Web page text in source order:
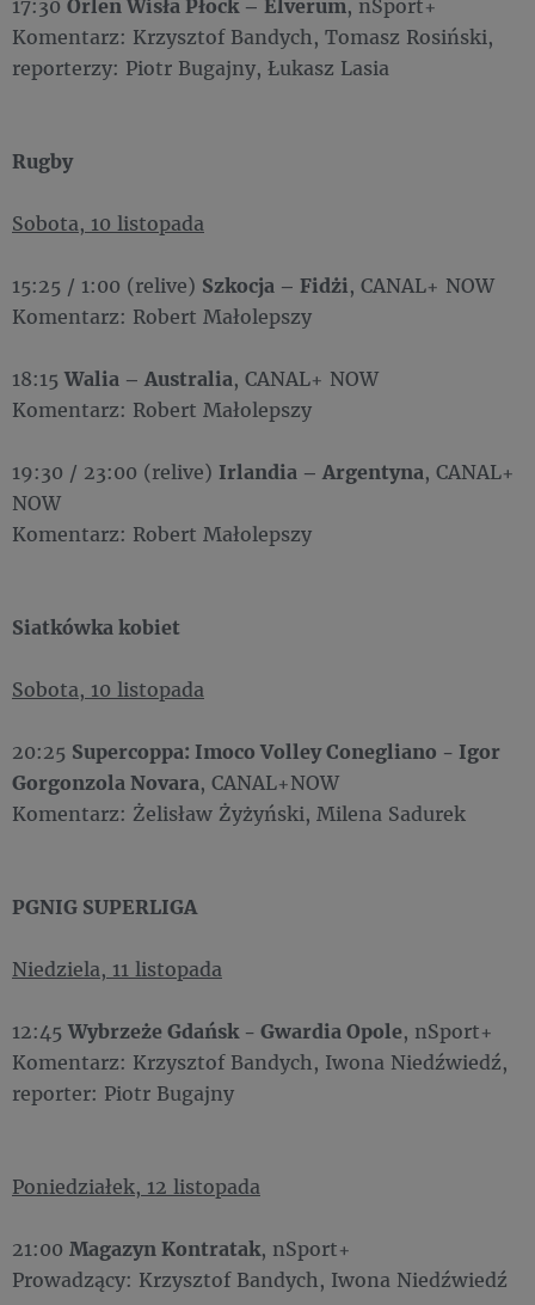
17:30 Orlen Wisła Płock – Elverum, nSport+
Komentarz: Krzysztof Bandych, Tomasz Rosiński,
reporterzy: Piotr Bugajny, Łukasz Lasia
Rugby
Sobota, 10 listopada
15:25 / 1:00 (relive) Szkocja – Fidżi, CANAL+ NOW
Komentarz: Robert Małolepszy
18:15Walia – Australia, CANAL+ NOW
Komentarz: Robert Małolepszy
19:30 / 23:00 (relive) Irlandia – Argentyna, CANAL+
NOW
Komentarz: Robert Małolepszy
Siatkówka kobiet
Sobota, 10 listopada
20:25 Supercoppa: Imoco Volley Conegliano - Igor
Gorgonzola Novara, CANAL+NOW
Komentarz: Żelisław Żyżyński, Milena Sadurek
PGNIG SUPERLIGA
Niedziela, 11 listopada
12:45Wybrzeże Gdańsk - Gwardia Opole, nSport+
Komentarz: Krzysztof Bandych, Iwona Niedźwiedź,
reporter: Piotr Bugajny
Poniedziałek, 12 listopada
21:00 Magazyn Kontratak, nSport+
Prowadzący: Krzysztof Bandych, Iwona Niedźwiedź